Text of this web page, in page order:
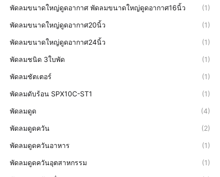
พัดลมขนาดใหญ่ดูดอากาศ พัดลมขนาดใหญ่ดูดอากาศ16นิ้ว (1)
พัดลมขนาดใหญ่ดูดอากาศ20นิ้ว (1)
พัดลมขนาดใหญ่ดูดอากาศ24นิ้ว (1)
พัดลมชนิด 3ใบพัด (1)
พัดลมชัตเตอร์ (1)
พัดลมดับร้อน SPX10C-ST1 (1)
พัดลมดูด (4)
พัดลมดูดควัน (2)
พัดลมดูดควันอาหาร (1)
พัดลมดูดควันอุตสาหกรรม (1)